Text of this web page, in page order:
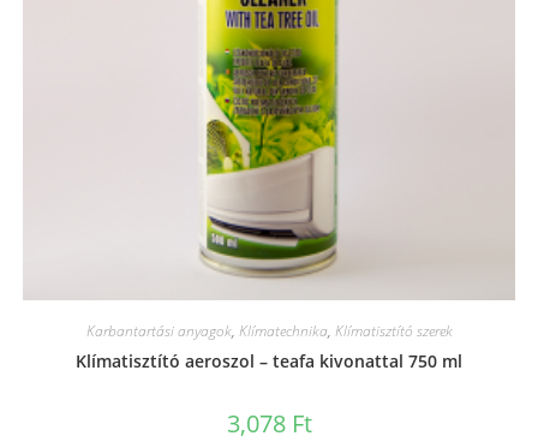
Karbantartási anyagok, Klímatechnika, Klímatisztító szerek
Klímatisztító aeroszol – teafa kivonattal 750 ml
3,078 Ft